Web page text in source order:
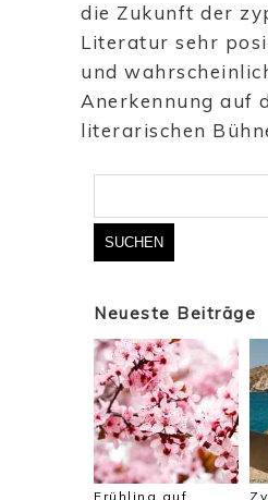
die Zukunft der
Literatur sehr
und
Anerkennung auf
literarischen
Neueste Beiträge
Frühling auf